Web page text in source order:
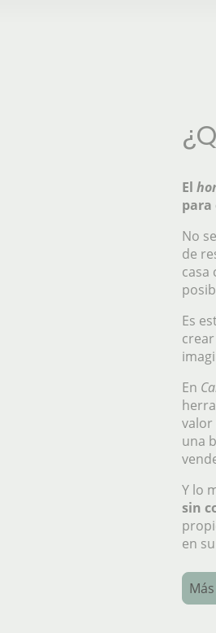
El
para
No
de
casa
Es
En
valor
una
Y lo
sin
en